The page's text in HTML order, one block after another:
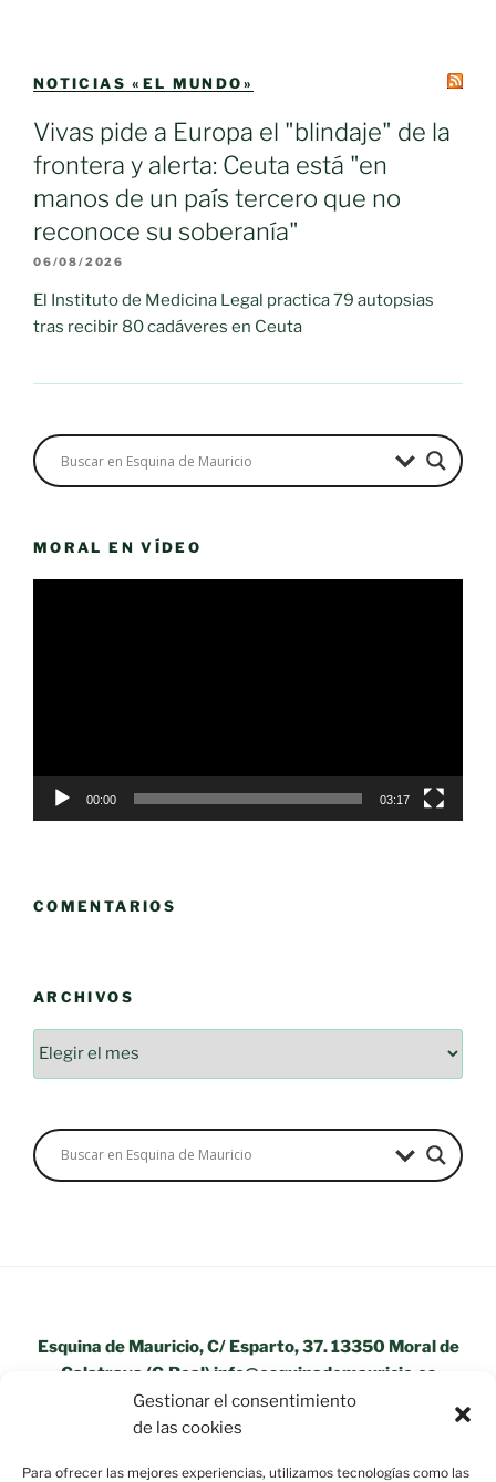
Gestionar el consentimiento
de las cookies
Para ofrecer las mejores experiencias, utilizamos tecnologías como las
NOTICIAS «EL MUNDO»
Vivas pide a Europa el "blindaje" de la
frontera y alerta: Ceuta está "en
manos de un país tercero que no
reconoce su soberanía"
06/08/2026
El Instituto de Medicina Legal practica 79 autopsias
tras recibir 80 cadáveres en Ceuta
MORAL EN VÍDEO
00:00 03:17
COMENTARIOS
ARCHIVOS
Esquina de Mauricio, C/ Esparto, 37. 13350 Moral de
Calatrava (C.Real) info@esquinademauricio.es
«Aviso Legal»